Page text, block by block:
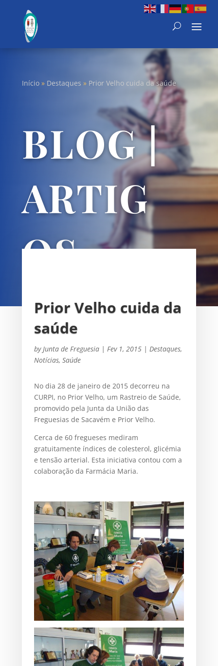
Início» Destaques » Prior Velho cuida da saúde
BLOG |
ARTIG
OS
Prior Velho cuida da
saúde
by Junta de Freguesia| Fev 1, 2015| Destaques,
Notícias, Saúde
No dia 28 de janeiro de 2015 decorreu na
CURPI, no Prior Velho, um Rastreio de Saúde,
promovido pela Junta da União das
Freguesias de Sacavém e Prior Velho.
Cerca de 60 fregueses mediram
gratuitamente índices de colesterol, glicémia
e tensão arterial. Esta iniciativa contou com a
colaboração da Farmácia Maria.